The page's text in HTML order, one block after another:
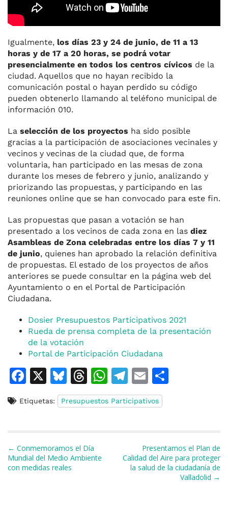
Igualmente, los días 23 y 24 de junio, de 11 a 13
horas y de 17 a 20 horas, se podrá votar
presencialmente en todos los centros cívicos de la
ciudad. Aquellos que no hayan recibido la
comunicación postal o hayan perdido su código
pueden obtenerlo llamando al teléfono municipal de
información 010.
La selección de los proyectos ha sido posible
gracias a la participación de asociaciones vecinales y
vecinos y vecinas de la ciudad que, de forma
voluntaria, han participado en las mesas de zona
durante los meses de febrero y junio, analizando y
priorizando las propuestas, y participando en las
reuniones online que se han convocado para este fin.
Las propuestas que pasan a votación se han
presentado a los vecinos de cada zona en las diez
Asambleas de Zona celebradas entre los días 7 y 11
de junio, quienes han aprobado la relación definitiva
de propuestas. El estado de los proyectos de años
anteriores se puede consultar en la página web del
Ayuntamiento o en el Portal de Participación
Ciudadana.
Dosier Presupuestos Participativos 2021
Rueda de prensa completa de la presentación
de la votación
Portal de Participación Ciudadana
F
c
o
o
X
Bl
u
e
y
T
h
re
d
s
W
h
at
T
el
e
m
E
m
ai
ti
r
Etiquetas: Presupuestos Participativos
Navegación de entradas
← Conmemoramos el Día
Mundial del Medio Ambiente
con medidas reales
Presentamos el Plan de
Calidad del Aire para proteger
la salud de la ciudadanía de
Valladolid →